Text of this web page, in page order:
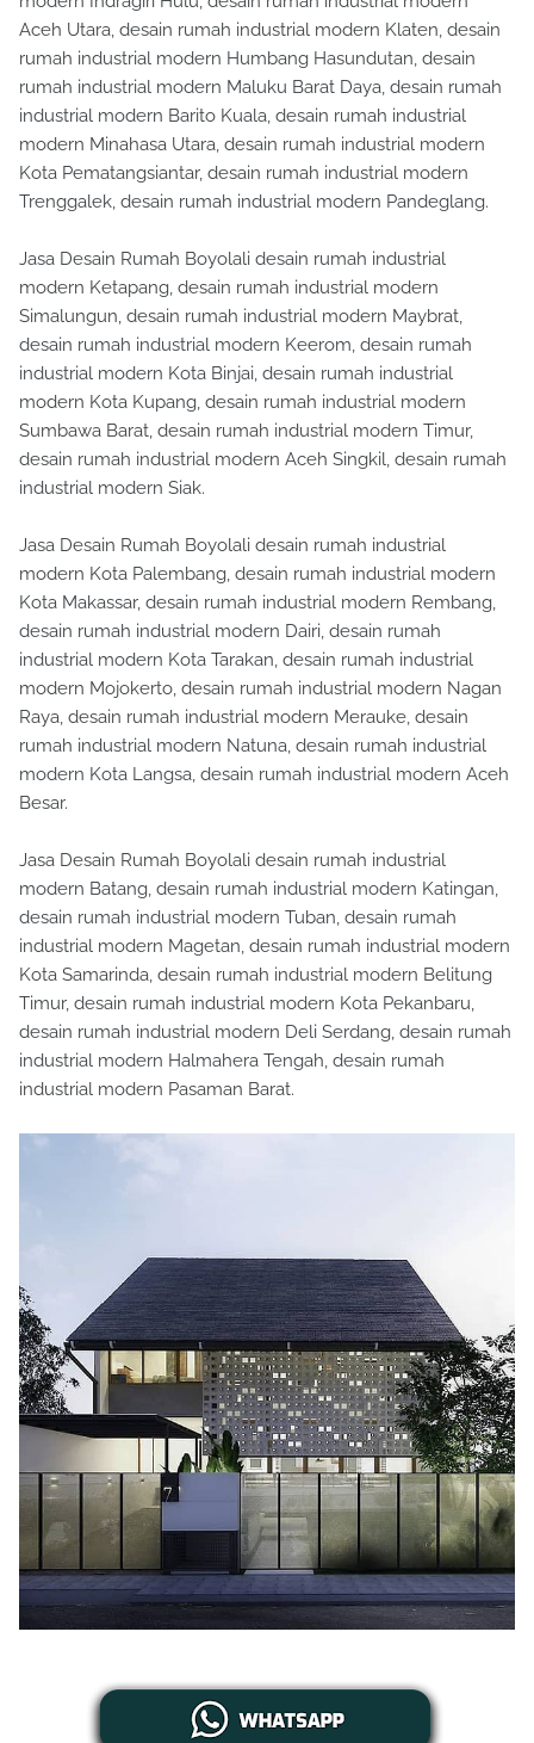
Aceh Utara, desain rumah industrial modern Klaten, desain
rumah industrial modern Humbang Hasundutan, desain
rumah industrial modern Maluku Barat Daya, desain rumah
industrial modern Barito Kuala, desain rumah industrial
modern Minahasa Utara, desain rumah industrial modern
Kota Pematangsiantar, desain rumah industrial modern
Trenggalek, desain rumah industrial modern Pandeglang.
Jasa Desain Rumah Boyolali desain rumah industrial
modern Ketapang, desain rumah industrial modern
Simalungun, desain rumah industrial modern Maybrat,
desain rumah industrial modern Keerom, desain rumah
industrial modern Kota Binjai, desain rumah industrial
modern Kota Kupang, desain rumah industrial modern
Sumbawa Barat, desain rumah industrial modern Timur,
desain rumah industrial modern Aceh Singkil, desain rumah
industrial modern Siak.
Jasa Desain Rumah Boyolali desain rumah industrial
modern Kota Palembang, desain rumah industrial modern
Kota Makassar, desain rumah industrial modern Rembang,
desain rumah industrial modern Dairi, desain rumah
industrial modern Kota Tarakan, desain rumah industrial
modern Mojokerto, desain rumah industrial modern Nagan
Raya, desain rumah industrial modern Merauke, desain
rumah industrial modern Natuna, desain rumah industrial
modern Kota Langsa, desain rumah industrial modern Aceh
Besar.
Jasa Desain Rumah Boyolali desain rumah industrial
modern Batang, desain rumah industrial modern Katingan,
desain rumah industrial modern Tuban, desain rumah
industrial modern Magetan, desain rumah industrial modern
Kota Samarinda, desain rumah industrial modern Belitung
Timur, desain rumah industrial modern Kota Pekanbaru,
desain rumah industrial modern Deli Serdang, desain rumah
industrial modern Halmahera Tengah, desain rumah
industrial modern Pasaman Barat.